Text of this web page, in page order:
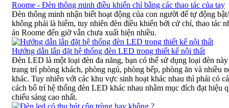
Roome - Đèn thông minh điều khiển chỉ bằng các thao tác của tay
Đèn thông minh nhận biết hoạt động của con người để tự động
không phải là hiếm, tuy nhiên đèn điều khiển bởi cử chỉ, thao tác
án Roome đến giờ vẫn chưa xuất hiện nhiều.
Hướng dẫn lắp đặt hệ thống đèn LED trong thiết kế nội thất
Đèn LED là một loại đèn đa năng, bạn có thể sử dụng loại đèn này
trang trí phòng khách, phòng ngủ, phòng bếp, phòng ăn và nhiều
khác. Tuy nhiên với các khu vực sinh hoạt khác nhau thì phải có
cách bố trí hệ thống đèn LED khác nhau nhằm mục đích đạt hiệu
chiếu sáng cao nhất.